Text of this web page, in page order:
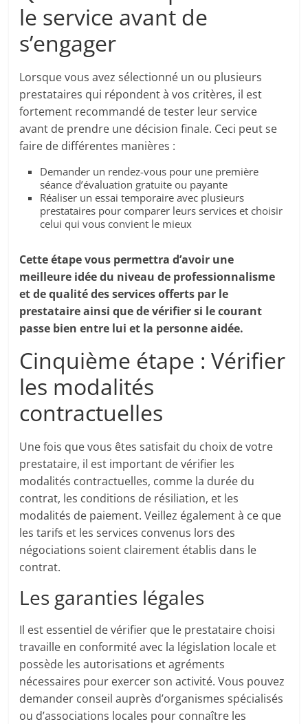
le service avant de
s’engager
Lorsque vous avez sélectionné un ou plusieurs
prestataires qui répondent à vos critères, il est
fortement recommandé de tester leur service
avant de prendre une décision finale. Ceci peut se
faire de différentes manières :
Demander un rendez-vous pour une première
séance d’évaluation gratuite ou payante
Réaliser un essai temporaire avec plusieurs
prestataires pour comparer leurs services et choisir
celui qui vous convient le mieux
Cette étape vous permettra d’avoir une
meilleure idée du niveau de professionnalisme
et de qualité des services offerts par le
prestataire ainsi que de vérifier si le courant
passe bien entre lui et la personne aidée.
Cinquième étape : Vérifier
les modalités
contractuelles
Une fois que vous êtes satisfait du choix de votre
prestataire, il est important de vérifier les
modalités contractuelles, comme la durée du
contrat, les conditions de résiliation, et les
modalités de paiement. Veillez également à ce que
les tarifs et les services convenus lors des
négociations soient clairement établis dans le
contrat.
Les garanties légales
Il est essentiel de vérifier que le prestataire choisi
travaille en conformité avec la législation locale et
possède les autorisations et agréments
nécessaires pour exercer son activité. Vous pouvez
demander conseil auprès d’organismes spécialisés
ou d’associations locales pour connaître les